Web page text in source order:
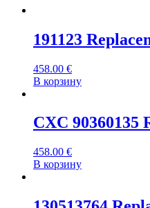
191123
458.00 €
В корзину
CXC 90360135
458.00 €
В корзину